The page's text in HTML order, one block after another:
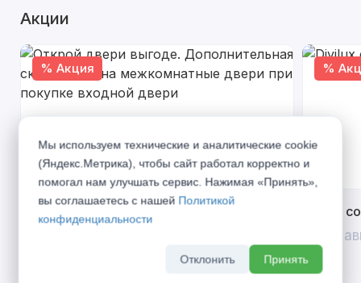
Акции
% Акция
Открой двери выгоде. Дополнительная
скидка 10% на межкомнатные двери при
%
Divilux
До 31
Мы используем технические и аналитические cookie
(Яндекс.Метрика), чтобы сайт работал корректно и
помогал нам улучшать сервис. Нажимая «Принять»,
вы соглашаетесь с нашей Политикой
конфиденциальности
Отклонить Принять